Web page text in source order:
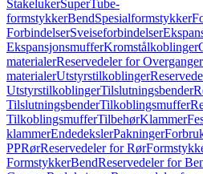
StakelukerSuperTube-
formstykkerBendSpesialformstykker
ForbindelserSveiseforbindelser
EkspansjonsmufferKromstålkoblinger
materialerReservedeler for
materialerUtstyrstilkoblinger
UtstyrstilkoblingerTilslutningsbender
TilslutningsbenderTilkoblingsmuffer
TilkoblingsmufferTilbehørKlammer
klammerEndedekslerPakninger
PPRørReservedeler for Rør
FormstykkerBendReservedeler for